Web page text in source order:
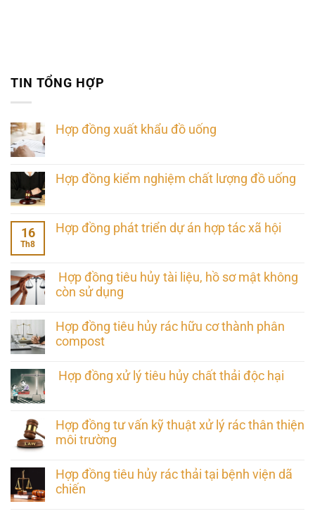
TIN TỔNG HỢP
Hợp đồng xuất khẩu đồ uống
Hợp đồng kiểm nghiệm chất lượng đồ uống
16
Th8
Hợp đồng phát triển dự án hợp tác xã hội
Hợp đồng tiêu hủy tài liệu, hồ sơ mật không
còn sử dụng
Hợp đồng tiêu hủy rác hữu cơ thành phân
compost
Hợp đồng xử lý tiêu hủy chất thải độc hại
Hợp đồng tư vấn kỹ thuật xử lý rác thân thiện
môi trường
Hợp đồng tiêu hủy rác thải tại bệnh viện dã
chiến